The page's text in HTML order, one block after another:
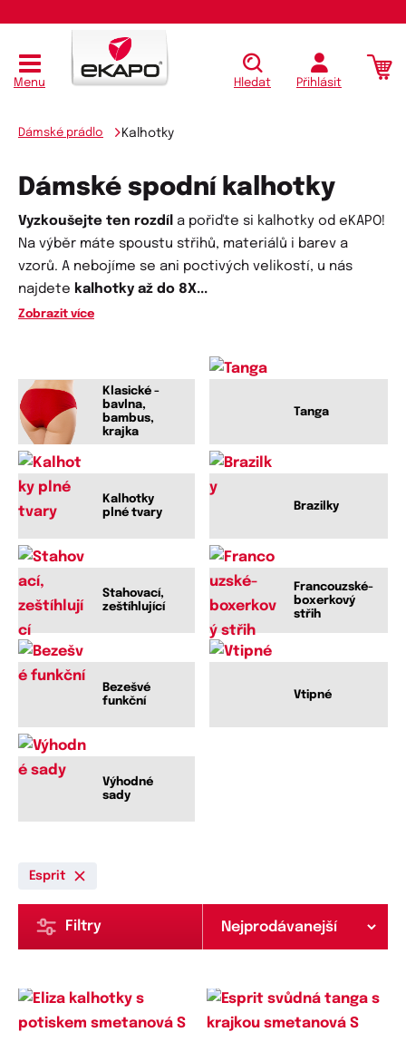
Menu Hledat Přihlásit
Dámské prádlo Kalhotky
Dámské spodní kalhotky
Vyzkoušejte ten rozdíl a pořiďte si kalhotky od eKAPO!
Na výběr máte spoustu střihů, materiálů i barev a
vzorů. A nebojíme se ani poctivých velikostí, u nás
najdete kalhotky až do 8X...
Zobrazit více
Klasické -
bavlna,
bambus,
krajka
Tanga
Kalhotky
plné tvary
Brazilky
Stahovací,
zeštíhlující
Francouzské-
boxerkový
střih
Bezešvé
funkční
Vtipné
Výhodné
sady
Esprit
Filtry